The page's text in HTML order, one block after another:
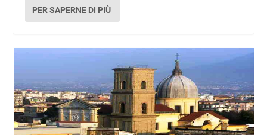
PER SAPERNE DI PIÙ